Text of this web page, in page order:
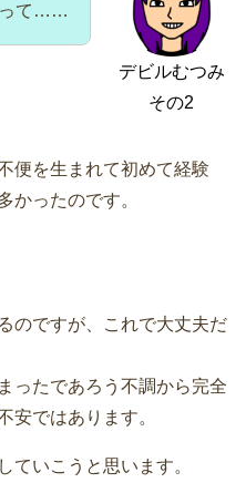
デビルむつみ
その2
って……
便を生まれて初めて経験
かったのです。
のですが、これで大丈夫だ
ったであろう不調から完全
安ではあります。
ていこうと思います。